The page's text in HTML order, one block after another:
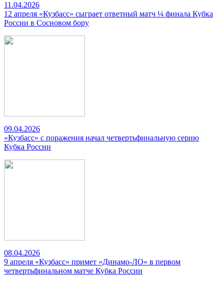
11.04.2026
12 апреля «Кузбасс» сыграет ответный матч ¼ финала Кубка
России в Сосновом бору
09.04.2026
«Кузбасс» с поражения начал четвертьфинальную серию
Кубка России
08.04.2026
9 апреля «Кузбасс» примет «Динамо-ЛО» в первом
четвертьфинальном матче Кубка России